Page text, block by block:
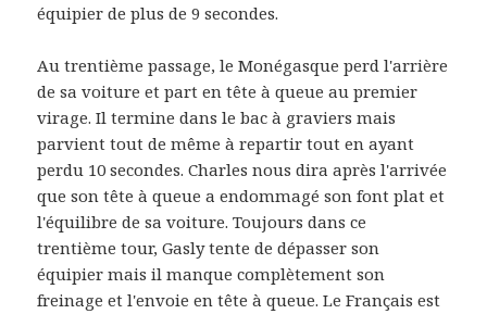
équipier de plus de 9 secondes.
Au trentième passage, le Monégasque perd l'arrière
de sa voiture et part en tête à queue au premier
virage. Il termine dans le bac à graviers mais
parvient tout de même à repartir tout en ayant
perdu 10 secondes. Charles nous dira après l'arrivée
que son tête à queue a endommagé son font plat et
l'équilibre de sa voiture. Toujours dans ce
trentième tour, Gasly tente de dépasser son
équipier mais il manque complètement son
freinage et l'envoie en tête à queue. Le Français est